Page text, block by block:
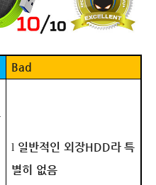
Bad
l 일반적인 외장HDD라 특
별히 없음